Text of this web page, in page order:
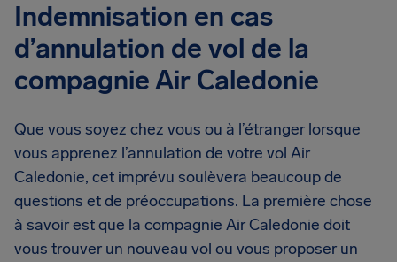
Indemnisation en cas
d’annulation de vol de la
compagnie Air Caledonie
Que vous soyez chez vous ou à l’étranger lorsque
vous apprenez l’annulation de votre vol Air
Caledonie, cet imprévu soulèvera beaucoup de
questions et de préoccupations. La première chose
à savoir est que la compagnie Air Caledonie doit
vous trouver un nouveau vol ou vous proposer un